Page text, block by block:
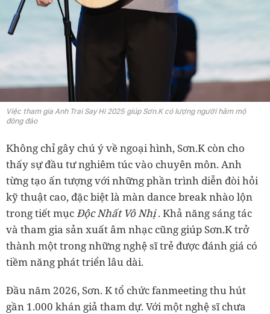
Việc tham gia Anh Trai Say Hi 2025 giúp Sơn.K có lượng người hâm mộ
đông đảo
Không chỉ gây chú ý về ngoại hình, Sơn.K còn cho
thấy sự đầu tư nghiêm túc vào chuyên môn. Anh
từng tạo ấn tượng với những phần trình diễn đòi hỏi
kỹ thuật cao, đặc biệt là màn dance break nhào lộn
trong tiết mụcĐộc Nhất Vô Nhị. Khả năng sáng tác
và tham gia sản xuất âm nhạc cũng giúp Sơn.K trở
thành một trong những nghệ sĩ trẻ được đánh giá có
tiềm năng phát triển lâu dài.
Đầu năm 2026, Sơn. K tổ chức fanmeeting thu hút
gần 1.000 khán giả tham dự. Với một nghệ sĩ chưa